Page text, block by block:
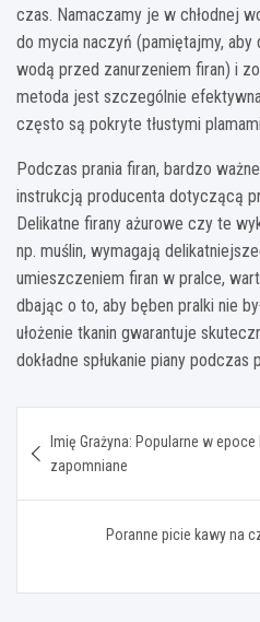
czas. Namaczamy je w chłodnej
do mycia naczyń (pamiętajmy, aby
wodą przed zanurzeniem firan) i
metoda jest szczególnie
często są pokryte tłustymi
Podczas prania firan, bardzo
instrukcją producenta dotyczącą
Delikatne firany ażurowe czy te
np. muślin, wymagają
umieszczeniem firan w pralce,
dbając o to, aby bęben pralki nie
ułożenie tkanin gwarantuje
dokładne spłukanie piany podczas
wpisu
Imię Grażyna: Popularne w epoce
zapomniane
Poranne picie kawy na